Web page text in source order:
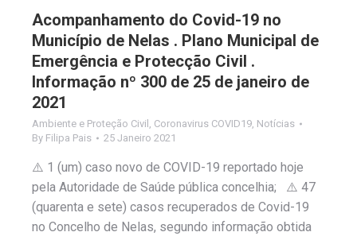
Acompanhamento do Covid-19 no
Município de Nelas . Plano Municipal de
Emergência e Protecção Civil .
Informação nº 300 de 25 de janeiro de
2021
Ambiente e Proteção Civil , Coronavirus COVID19, Notícias
By Filipa Pais 25 Janeiro 2021
⚠️ 1 (um) caso novo de COVID-19 reportado hoje
pela Autoridade de Saúde pública concelhia; ⚠️ 47
(quarenta e sete) casos recuperados de Covid-19
no Concelho de Nelas, segundo informação obtida